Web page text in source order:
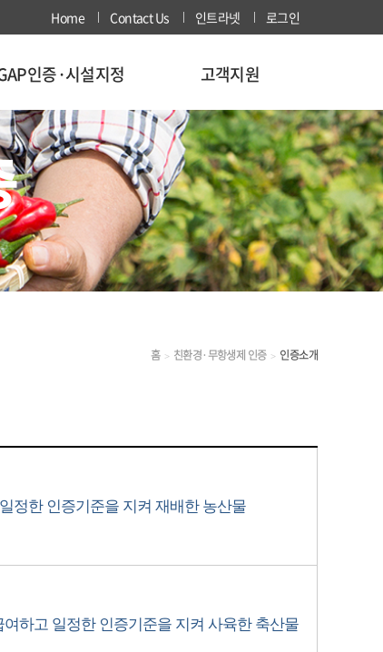
Home Contact Us 인트라넷 로그인
인증·시설지정 고객지원
홈 >친환경·무항생제 인증 > 인증소개
정한 인증기준을 지켜 재배한 농산물
하고 일정한 인증기준을 지켜 사육한 축산물